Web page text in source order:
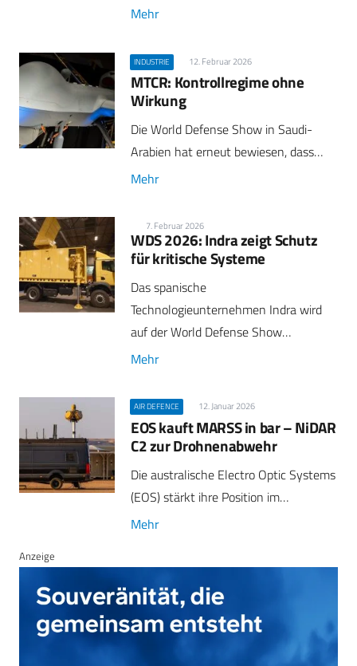
Mehr
INDUSTRIE 12. Februar 2026
MTCR: Kontrollregime ohne
Wirkung
Die World Defense Show in Saudi-
Arabien hat erneut bewiesen, dass…
Mehr
7. Februar 2026
WDS 2026: Indra zeigt Schutz
für kritische Systeme
Das spanische
Technologieunternehmen Indra wird
auf der World Defense Show…
Mehr
AIR DEFENCE 12. Januar 2026
EOS kauft MARSS in bar – NiDAR
C2 zur Drohnenabwehr
Die australische Electro Optic Systems
(EOS) stärkt ihre Position im…
Mehr
Anzeige